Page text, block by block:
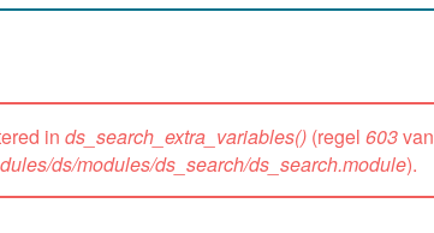
in ds_search_extra_variables() (regel 603van
ds/modules/ds_search/ds_search.module).